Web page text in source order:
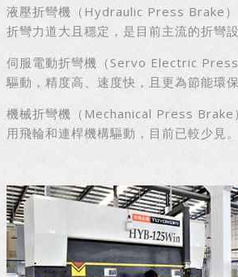
液壓折彎機（Hydraulic Press Brake）
折彎力道大且穩定，是目前主流的折彎設
伺服電動折彎機（Servo Electric
驅動，精度高、速度快，且更為節能環保
機械折彎機（Mechanical Press Brake
用飛輪和連桿機構驅動，目前已較少見。